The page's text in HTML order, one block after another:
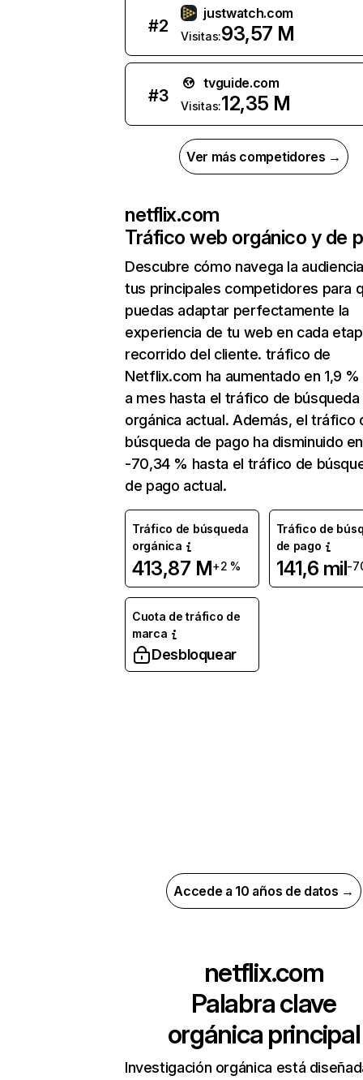
#2
justwatch.com
Visitas:93,57 M
#3
tvguide.com
Visitas:12,35 M
Ver más competidores →
netflix.com
Tráfico web orgánico y de
Descubre cómo navega la
tus principales competidores para
puedas adaptar perfectamente la
experiencia de tu web en cada
recorrido del cliente. tráfico de
Netflix.com ha aumentado en 1,9
a mes hasta el tráfico de búsqueda
orgánica actual. Además, el tráfico
búsqueda de pago ha disminuido en
-70,34 % hasta el tráfico de
de pago actual.
Tráfico de búsqueda
orgánica
413,87 M+2 %
Tráfico de
de pago
141,6 mil-
Cuota de tráfico de
marca
Desbloquear
Accede a 10 años de datos →
netflix.com
Palabra clave
orgánica principal
Investigación orgánica está